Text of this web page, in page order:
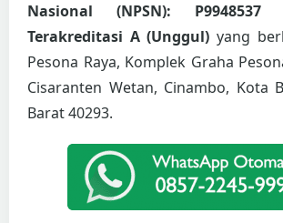
Nasional (NPSN): P9948537
Terakreditasi A (Unggul) yang
Pesona Raya, Komplek Graha
Cisaranten Wetan, Cinambo, Kota
Barat 40293.